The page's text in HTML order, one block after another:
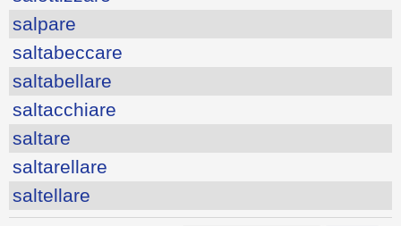
salpare
saltabeccare
saltabellare
saltacchiare
saltare
saltarellare
saltellare